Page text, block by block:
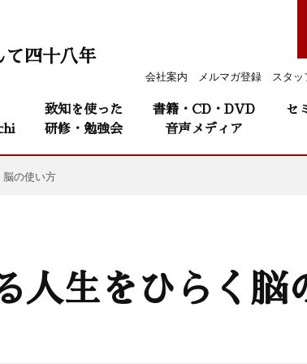
会社案内 メルマガ登録 スタ
て四十八年
致知を使った
研修・勉強会
書籍・CD・DVD
音声メディア
セ
の使い方
人生をひらく脳